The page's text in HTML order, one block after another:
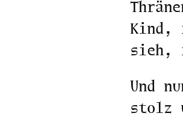
Kind,
sieh,
Und
stolz